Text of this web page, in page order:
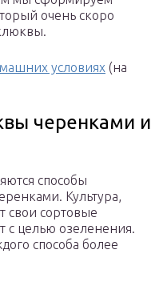
очень скоро
условиях (на
черенками и
способы
Культура,
свои сортовые
с целью озеленения.
способа более